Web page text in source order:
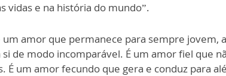
vidas e na história do mundo”.
um amor que permanece para sempre jovem,
de modo incomparável. É um amor fiel que
É um amor fecundo que gera e conduz para